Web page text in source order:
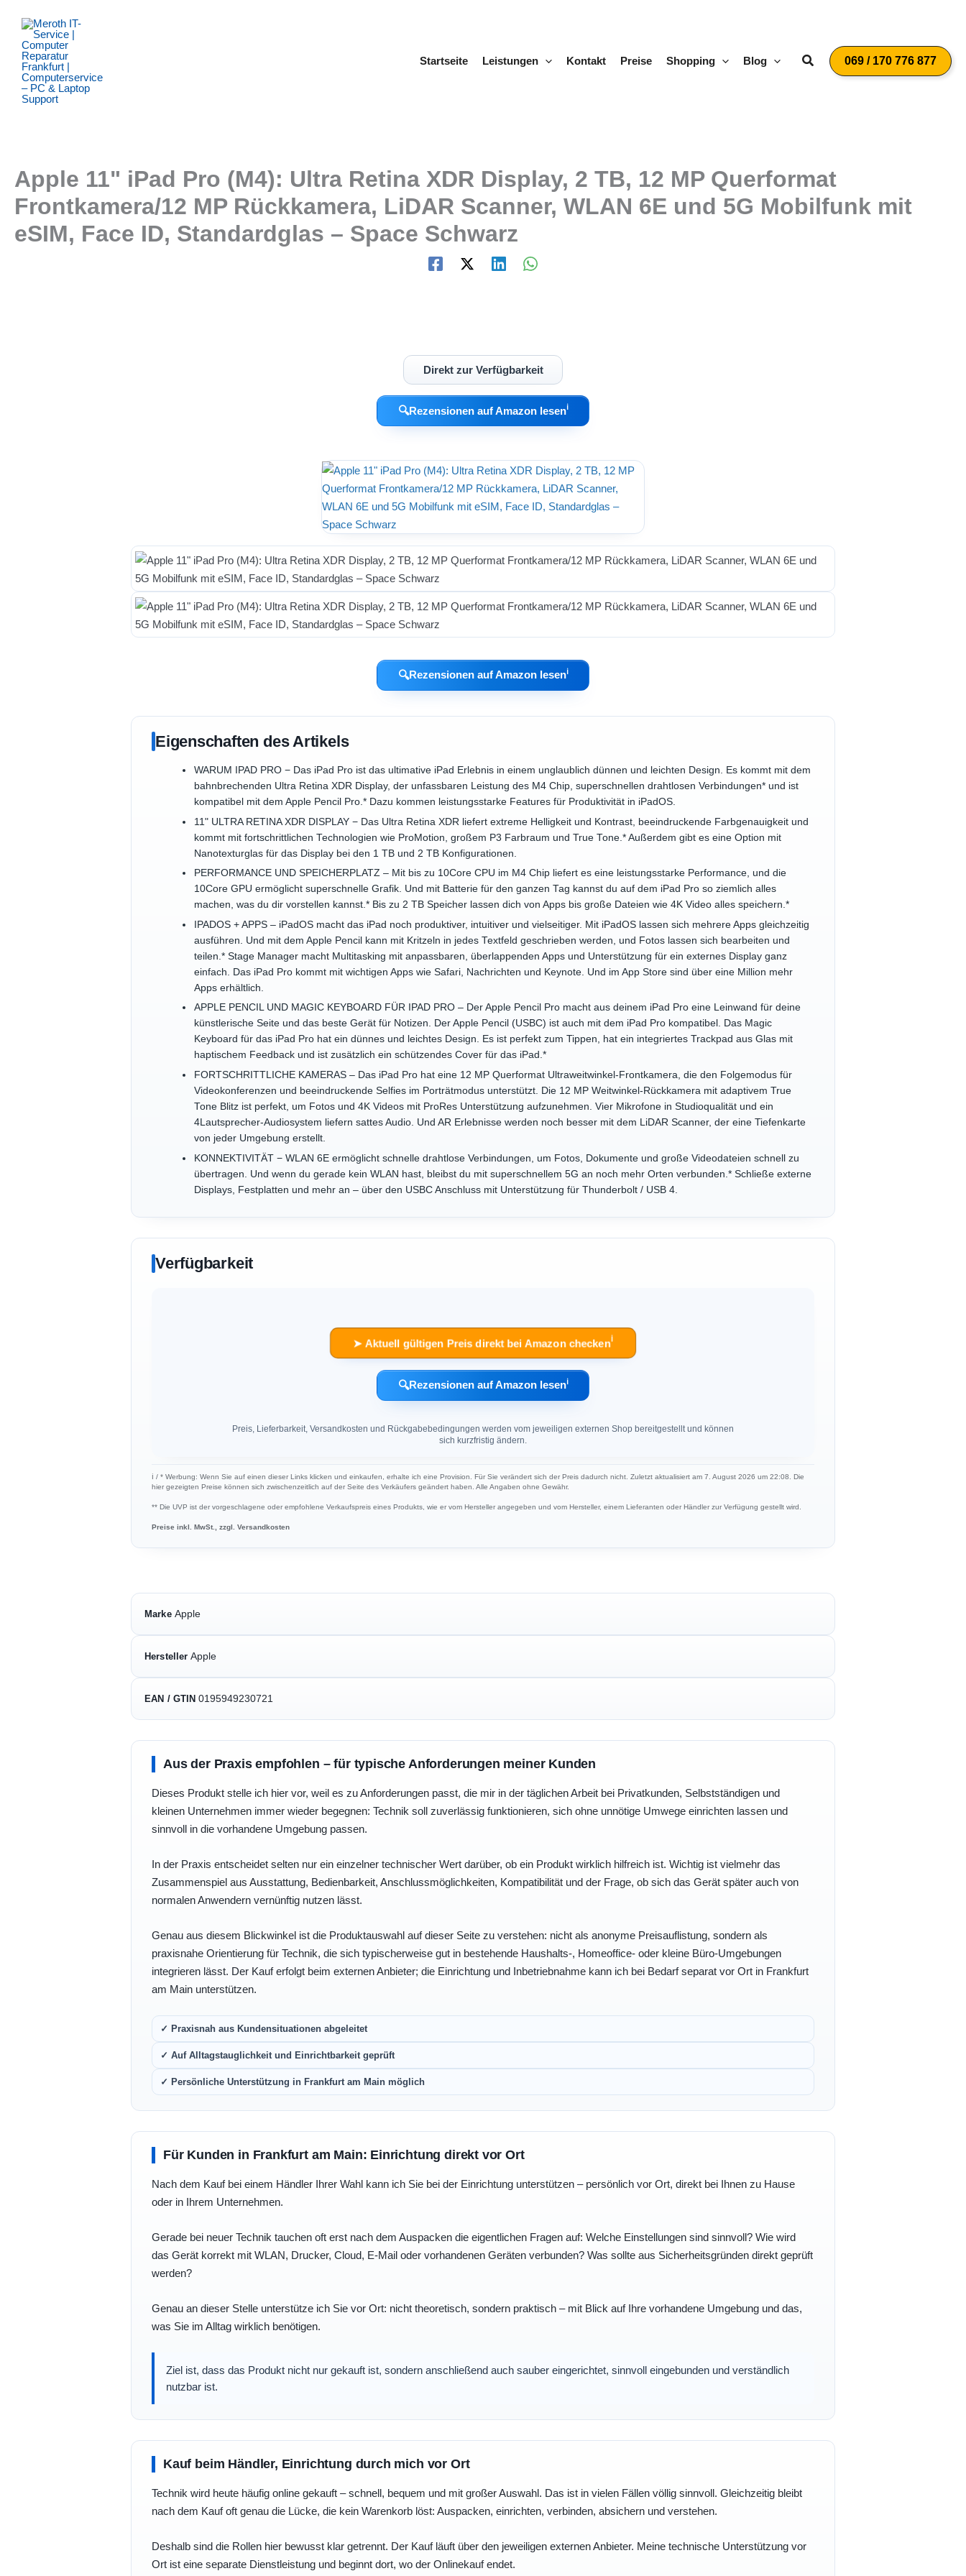
Inhalt
springen
Startseite
Leistungen Kontakt Preise Shopping Blog Suchen069 / 170 776 877
Apple 11" iPad Pro (M4): Ultra Retina XDR Display, 2 TB, 12 MP Querformat
Frontkamera/12 MP Rückkamera, LiDAR Scanner, WLAN 6E und 5G Mobilfunk mit
eSIM, Face ID, Standardglas – Space Schwarz
Direkt zur Verfügbarkeit
🔍Rezensionen auf Amazon lesenℹ︎
🔍Rezensionen auf Amazon lesenℹ︎
Eigenschaften des Artikels
WARUM IPAD PRO − Das iPad Pro ist das ultimative iPad Erlebnis in einem unglaublich dünnen und leichten Design. Es kommt mit dem
bahnbrechenden Ultra Retina XDR Display, der unfassbaren Leistung des M4 Chip, superschnellen drahtlosen Verbindungen* und ist
kompatibel mit dem Apple Pencil Pro.* Dazu kommen leistungsstarke Features für Produktivität in iPadOS.
11" ULTRA RETINA XDR DISPLAY − Das Ultra Retina XDR liefert extreme Helligkeit und Kontrast, beeindruckende Farbgenauigkeit und
kommt mit fortschrittlichen Technologien wie ProMotion, großem P3 Farbraum und True Tone.* Außerdem gibt es eine Option mit
Nanotexturglas für das Display bei den 1 TB und 2 TB Konfigurationen.
PERFORMANCE UND SPEICHERPLATZ – Mit bis zu 10Core CPU im M4 Chip liefert es eine leistungsstarke Performance, und die
10Core GPU ermöglicht superschnelle Grafik. Und mit Batterie für den ganzen Tag kannst du auf dem iPad Pro so ziemlich alles
machen, was du dir vorstellen kannst.* Bis zu 2 TB Speicher lassen dich von Apps bis große Dateien wie 4K Video alles speichern.*
IPADOS + APPS – iPadOS macht das iPad noch produktiver, intuitiver und vielseitiger. Mit iPadOS lassen sich mehrere Apps gleichzeitig
ausführen. Und mit dem Apple Pencil kann mit Kritzeln in jedes Textfeld geschrieben werden, und Fotos lassen sich bearbeiten und
teilen.* Stage Manager macht Multitasking mit anpassbaren, überlappenden Apps und Unterstützung für ein externes Display ganz
einfach. Das iPad Pro kommt mit wichtigen Apps wie Safari, Nachrichten und Keynote. Und im App Store sind über eine Million mehr
Apps erhältlich.
APPLE PENCIL UND MAGIC KEYBOARD FÜR IPAD PRO – Der Apple Pencil Pro macht aus deinem iPad Pro eine Leinwand für deine
künstlerische Seite und das beste Gerät für Notizen. Der Apple Pencil (USBC) ist auch mit dem iPad Pro kompatibel. Das Magic
Keyboard für das iPad Pro hat ein dünnes und leichtes Design. Es ist perfekt zum Tippen, hat ein integriertes Trackpad aus Glas mit
haptischem Feedback und ist zusätzlich ein schützendes Cover für das iPad.*
FORTSCHRITTLICHE KAMERAS – Das iPad Pro hat eine 12 MP Querformat Ultraweitwinkel-Frontkamera, die den Folgemodus für
Videokonferenzen und beeindruckende Selfies im Porträtmodus unterstützt. Die 12 MP Weitwinkel-Rückkamera mit adaptivem True
Tone Blitz ist perfekt, um Fotos und 4K Videos mit ProRes Unterstützung aufzunehmen. Vier Mikrofone in Studioqualität und ein
4Lautsprecher-Audiosystem liefern sattes Audio. Und AR Erlebnisse werden noch besser mit dem LiDAR Scanner, der eine Tiefenkarte
von jeder Umgebung erstellt.
KONNEKTIVITÄT − WLAN 6E ermöglicht schnelle drahtlose Verbindungen, um Fotos, Dokumente und große Videodateien schnell zu
übertragen. Und wenn du gerade kein WLAN hast, bleibst du mit superschnellem 5G an noch mehr Orten verbunden.* Schließe externe
Displays, Festplatten und mehr an – über den USBC Anschluss mit Unterstützung für Thunderbolt / USB 4.
Verfügbarkeit
➤ Aktuell gültigen Preis direkt bei Amazon checkenℹ︎
🔍Rezensionen auf Amazon lesenℹ︎
Preis, Lieferbarkeit, Versandkosten und Rückgabebedingungen werden vom jeweiligen externen Shop bereitgestellt und können
sich kurzfristig ändern.
ℹ︎ / * Werbung: Wenn Sie auf einen dieser Links klicken und einkaufen, erhalte ich eine Provision. Für Sie verändert sich der Preis dadurch nicht. Zuletzt aktualisiert am 7. August 2026 um 22:08. Die
hier gezeigten Preise können sich zwischenzeitlich auf der Seite des Verkäufers geändert haben. Alle Angaben ohne Gewähr.
** Die UVP ist der vorgeschlagene oder empfohlene Verkaufspreis eines Produkts, wie er vom Hersteller angegeben und vom Hersteller, einem Lieferanten oder Händler zur Verfügung gestellt wird.
Preise inkl. MwSt., zzgl. Versandkosten
Marke Apple
Hersteller Apple
EAN / GTIN 0195949230721
Aus der Praxis empfohlen – für typische Anforderungen meiner Kunden
Dieses Produkt stelle ich hier vor, weil es zu Anforderungen passt, die mir in der täglichen Arbeit bei Privatkunden, Selbstständigen und
kleinen Unternehmen immer wieder begegnen: Technik soll zuverlässig funktionieren, sich ohne unnötige Umwege einrichten lassen und
sinnvoll in die vorhandene Umgebung passen.
In der Praxis entscheidet selten nur ein einzelner technischer Wert darüber, ob ein Produkt wirklich hilfreich ist. Wichtig ist vielmehr das
Zusammenspiel aus Ausstattung, Bedienbarkeit, Anschlussmöglichkeiten, Kompatibilität und der Frage, ob sich das Gerät später auch von
normalen Anwendern vernünftig nutzen lässt.
Genau aus diesem Blickwinkel ist die Produktauswahl auf dieser Seite zu verstehen: nicht als anonyme Preisauflistung, sondern als
praxisnahe Orientierung für Technik, die sich typischerweise gut in bestehende Haushalts-, Homeoffice- oder kleine Büro-Umgebungen
integrieren lässt. Der Kauf erfolgt beim externen Anbieter; die Einrichtung und Inbetriebnahme kann ich bei Bedarf separat vor Ort in Frankfurt
am Main unterstützen.
✓ Praxisnah aus Kundensituationen abgeleitet
✓ Auf Alltagstauglichkeit und Einrichtbarkeit geprüft
✓ Persönliche Unterstützung in Frankfurt am Main möglich
Für Kunden in Frankfurt am Main: Einrichtung direkt vor Ort
Nach dem Kauf bei einem Händler Ihrer Wahl kann ich Sie bei der Einrichtung unterstützen – persönlich vor Ort, direkt bei Ihnen zu Hause
oder in Ihrem Unternehmen.
Gerade bei neuer Technik tauchen oft erst nach dem Auspacken die eigentlichen Fragen auf: Welche Einstellungen sind sinnvoll? Wie wird
das Gerät korrekt mit WLAN, Drucker, Cloud, E-Mail oder vorhandenen Geräten verbunden? Was sollte aus Sicherheitsgründen direkt geprüft
werden?
Genau an dieser Stelle unterstütze ich Sie vor Ort: nicht theoretisch, sondern praktisch – mit Blick auf Ihre vorhandene Umgebung und das,
was Sie im Alltag wirklich benötigen.
Ziel ist, dass das Produkt nicht nur gekauft ist, sondern anschließend auch sauber eingerichtet, sinnvoll eingebunden und verständlich
nutzbar ist.
Kauf beim Händler, Einrichtung durch mich vor Ort
Technik wird heute häufig online gekauft – schnell, bequem und mit großer Auswahl. Das ist in vielen Fällen völlig sinnvoll. Gleichzeitig bleibt
nach dem Kauf oft genau die Lücke, die kein Warenkorb löst: Auspacken, einrichten, verbinden, absichern und verstehen.
Deshalb sind die Rollen hier bewusst klar getrennt. Der Kauf läuft über den jeweiligen externen Anbieter. Meine technische Unterstützung vor
Ort ist eine separate Dienstleistung und beginnt dort, wo der Onlinekauf endet.